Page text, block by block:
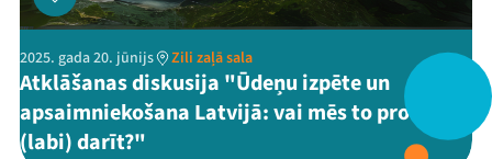
Jaunumi
Ziedo
2025. gada 20. jūnijs Zili zaļā sala
Atklāšanas diskusija "Ūdeņu izpēte un
apsaimniekošana Latvijā: vai mēs to protam
(labi) darīt?"